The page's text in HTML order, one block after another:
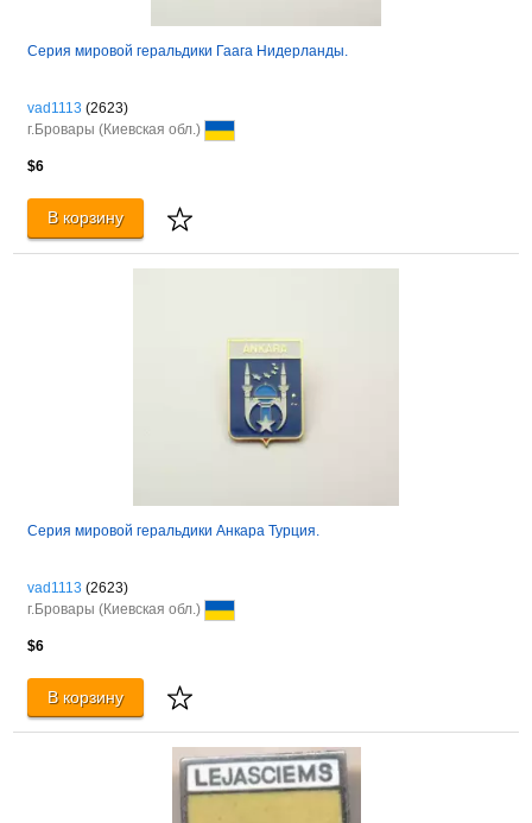
Серия мировой геральдики Гаага Нидерланды.
vad1113 (2623)
г.Бровары (Киевская обл.)
$6
В корзину
Серия мировой геральдики Анкара Турция.
vad1113 (2623)
г.Бровары (Киевская обл.)
$6
В корзину